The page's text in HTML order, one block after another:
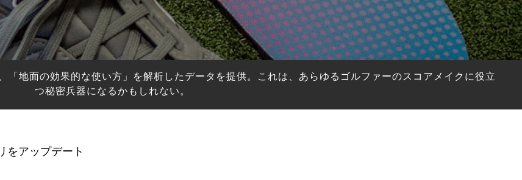
「地面の効果的な使い方」を解析したデータを提供。これは、あらゆるゴルファーのスコアメイクに役立
つ秘密兵器になるかもしれない。
をアップデート